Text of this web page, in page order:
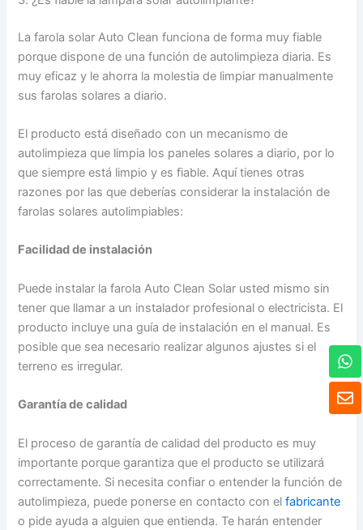
La farola solar Auto Clean funciona de forma muy fiable
porque dispone de una función de autolimpieza diaria. Es
muy eficaz y le ahorra la molestia de limpiar manualmente
sus farolas solares a diario.
El producto está diseñado con un mecanismo de
autolimpieza que limpia los paneles solares a diario, por lo
que siempre está limpio y es fiable. Aquí tienes otras
razones por las que deberías considerar la instalación de
farolas solares autolimpiables:
Facilidad de instalación
Puede instalar la farola Auto Clean Solar usted mismo sin
tener que llamar a un instalador profesional o electricista. El
producto incluye una guía de instalación en el manual. Es
posible que sea necesario realizar algunos ajustes si el
terreno es irregular.
Garantía de calidad
El proceso de garantía de calidad del producto es muy
importante porque garantiza que el producto se utilizará
correctamente. Si necesita confiar o entender la función de
autolimpieza, puede ponerse en contacto con elfabricante
o pide ayuda a alguien que entienda. Te harán entender
S
o
W
h
a
t
s